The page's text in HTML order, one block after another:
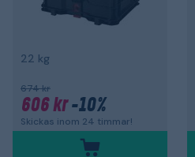
22 kg
674 kr
606 kr-10%
Skickas inom 24 timmar!